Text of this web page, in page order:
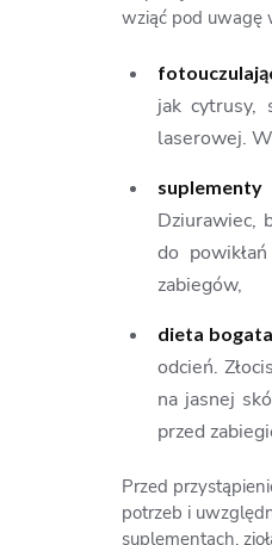
wziąć pod uwagę
jak cytrusy,
laserowej.
suplementy
Dziurawiec,
do
zabiegów,
dieta
odcień.
na jasnej
przed
Przed
potrzeb i
suplementach,